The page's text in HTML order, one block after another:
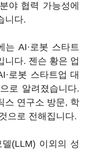
야 협력 가능성에
니다.
는 AI·로봇 스타트
니다. 젠슨 황은 업
로봇 스타트업 대
로 알려졌습니다.
스 연구소 방문, 학
으로 전해집니다.
(LLM) 이외의 성